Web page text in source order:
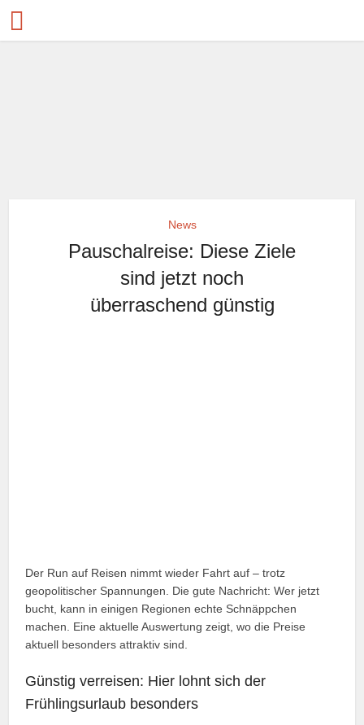
News
Pauschalreise: Diese Ziele
sind jetzt noch
überraschend günstig
Der Run auf Reisen nimmt wieder Fahrt auf – trotz
geopolitischer Spannungen. Die gute Nachricht: Wer jetzt
bucht, kann in einigen Regionen echte Schnäppchen
machen. Eine aktuelle Auswertung zeigt, wo die Preise
aktuell besonders attraktiv sind.
Günstig verreisen: Hier lohnt sich der
Frühlingsurlaub besonders